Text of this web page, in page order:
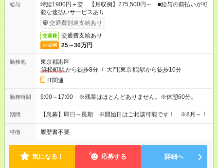
給与
時給1900円＋交 【月収例】275,500円～ ■給与の前払いが可
能な速払いサービスあり
交通費別途支給あり
交通費 交通費支給あり
月収例 25～30万円
勤務地
東京都港区
浜松町駅から徒歩8分 / 大門(東京都)駅から徒歩10分
IT関連
勤務時間 9:00～17:00 ※残業はほとんどありません。※休憩60分。
期間 【急募】即日～長期 ※開始日はご相談可能です！ ※8月～！
特徴 履歴書不要
気になる！ 応募する 詳細へ